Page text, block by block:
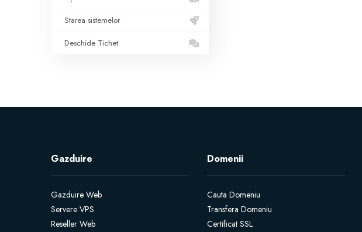
Starea sistemelor
Deschide Tichet
Gazduire
Gazduire Web
Servere VPS
Reseller Web
Domenii
Cauta Domeniu
Transfera Domeniu
Certificat SSL